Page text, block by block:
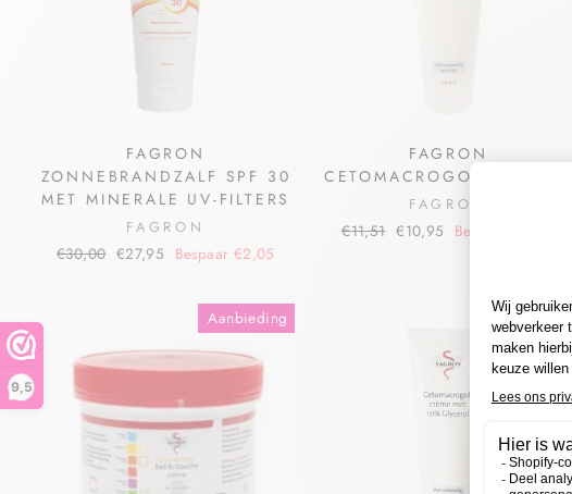
9,5
FAGRON
ZONNEBRANDZALF SPF 30
MET MINERALE UV-FILTERS
FAGRON
€30,00 €27,95 Bespaar €2,05
FAGRON
CETOMACROGOLZALF FNA
FAGRON
€11,51 €10,95 Bespaar €0,56
Aanbieding Aanbieding